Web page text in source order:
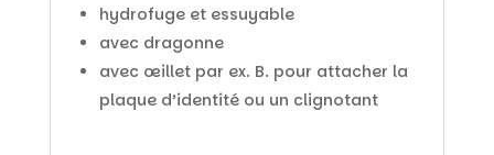
hydrofuge et essuyable
avec dragonne
avec œillet par ex. B. pour attacher la
plaque d’identité ou un clignotant